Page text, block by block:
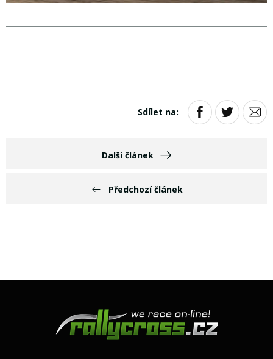
Předchozí článek
Sdílet na:
Další článek